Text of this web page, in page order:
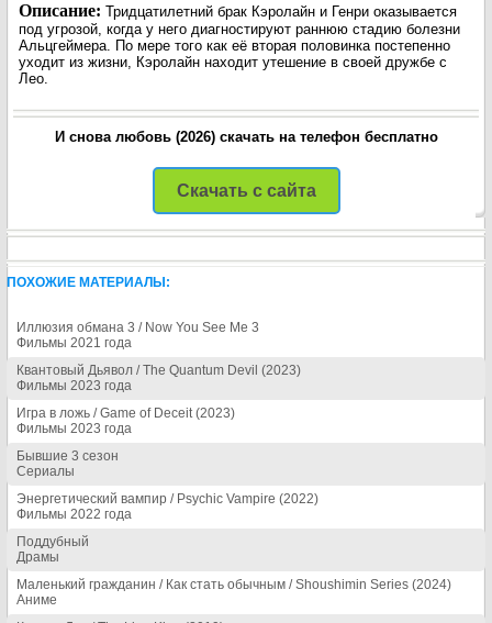
Описание: Тридцатилетний брак Кэролайн и Генри оказывается
под угрозой, когда у него диагностируют раннюю стадию болезни
Альцгеймера. По мере того как её вторая половинка постепенно
уходит из жизни, Кэролайн находит утешение в своей дружбе с
Лео.
И снова любовь (2026) скачать на телефон бесплатно
Скачать с сайта
ПОХОЖИЕ МАТЕРИАЛЫ:
Иллюзия обмана 3 / Now You See Me 3
Фильмы 2021 года
Квантовый Дьявол / The Quantum Devil (2023)
Фильмы 2023 года
Игра в ложь / Game of Deceit (2023)
Фильмы 2023 года
Бывшие 3 сезон
Сериалы
Энергетический вампир / Psychic Vampire (2022)
Фильмы 2022 года
Поддубный
Драмы
Маленький гражданин / Как стать обычным / Shoushimin Series (2024)
Аниме